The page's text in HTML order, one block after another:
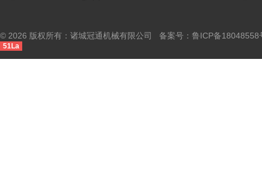
© 2026 版权所有：诸城冠通机械有限公司 备案号： 鲁ICP备18048558
51La